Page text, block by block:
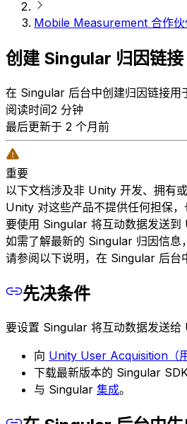
Mobile Measurement 合作伙
创建 Singular 归因链接
在 Singular 后台中创建归因链接用
阅读时间2 分钟
最后更新于 2 个月前
重要
以下文档涉及非 Unity 开发、拥有
Unity 对这些产品不提供任何担保
要使用 Singular 将互动数据发送到
如需了解最新的 Singular 归因信息
请参阅以下说明，在 Singular 后台
先决条件
要设置 Singular 将互动数据发送给
向 Unity User Acquisition（
下载最新版本的 Singular SDK
与 Singular 集成。